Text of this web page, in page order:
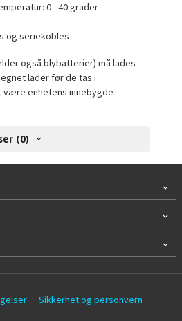
0 - 40 grader
og seriekobles
også blybatterier) må lades
lader før de tas i
være enhetens innebygde
(0)
Sikkerhet og personvern